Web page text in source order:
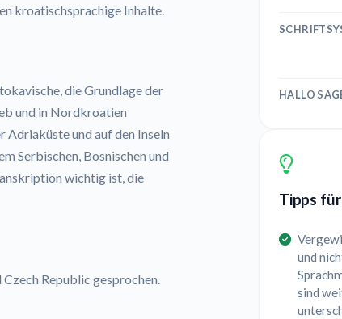
kroatischsprachige Inhalte.
die Grundlage der
und in Nordkroatien
Adriaküste und auf den Inseln
Serbischen, Bosnischen und
wichtig ist, die
Republic gesprochen.
HALLO
Tipps
und
sind